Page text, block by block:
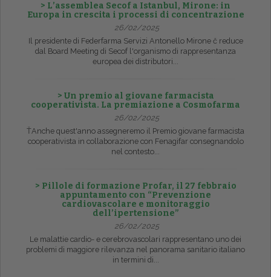
> L’assemblea Secof a Istanbul, Mirone: in
Europa in crescita i processi di concentrazione
26/02/2025
Il presidente di Federfarma Servizi Antonello Mirone č reduce
dal Board Meeting di Secof l'organismo di rappresentanza
europea dei distributori...
> Un premio al giovane farmacista
cooperativista. La premiazione a Cosmofarma
26/02/2025
ŤAnche quest'anno assegneremo il Premio giovane farmacista
cooperativista in collaborazione con Fenagifar consegnandolo
nel contesto...
> Pillole di formazione Profar, il 27 febbraio
appuntamento con “Prevenzione
cardiovascolare e monitoraggio
dell’ipertensione”
26/02/2025
Le malattie cardio- e cerebrovascolari rappresentano uno dei
problemi di maggiore rilevanza nel panorama sanitario italiano
in termini di...